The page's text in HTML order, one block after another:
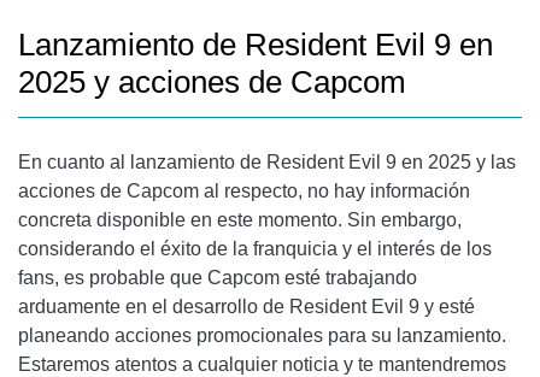
Lanzamiento de Resident Evil 9 en
2025 y acciones de Capcom
En cuanto al lanzamiento de Resident Evil 9 en 2025 y las
acciones de Capcom al respecto, no hay información
concreta disponible en este momento. Sin embargo,
considerando el éxito de la franquicia y el interés de los
fans, es probable que Capcom esté trabajando
arduamente en el desarrollo de Resident Evil 9 y esté
planeando acciones promocionales para su lanzamiento.
Estaremos atentos a cualquier noticia y te mantendremos